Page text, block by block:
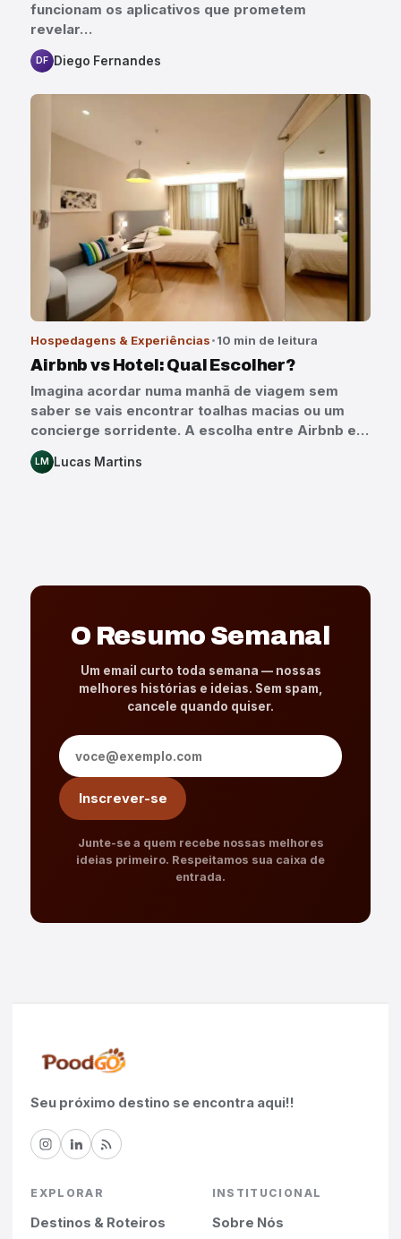
funcionam os aplicativos que prometem
revelar…
DF Diego Fernandes
Hospedagens & Experiências 10 min de leitura
Airbnb vs Hotel: Qual Escolher?
Imagina acordar numa manhã de viagem sem
saber se vais encontrar toalhas macias ou um
concierge sorridente. A escolha entre Airbnb e…
LM Lucas Martins
O Resumo Semanal
Um email curto toda semana — nossas
melhores histórias e ideias. Sem spam,
cancele quando quiser.
Endereço de e-mail
Inscrever-se
Junte-se a quem recebe nossas melhores
ideias primeiro. Respeitamos sua caixa de
entrada.
Seu próximo destino se encontra aqui!!
EXPLORAR
Destinos & Roteiros
INSTITUCIONAL
Sobre Nós